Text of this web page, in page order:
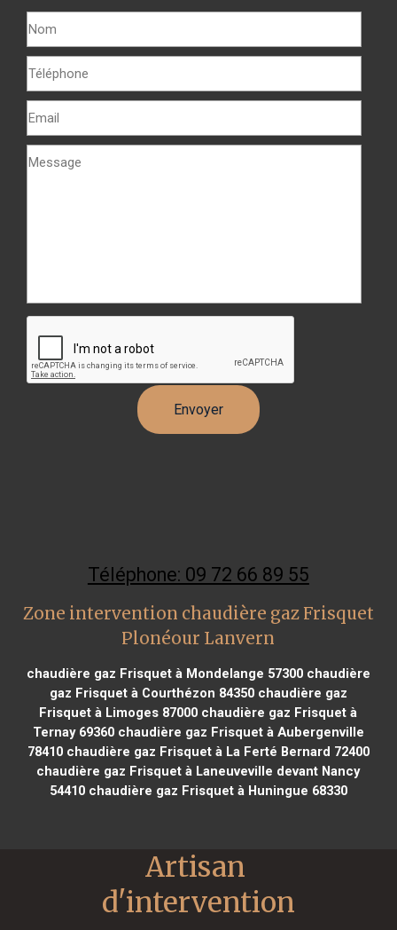
Téléphone: 09 72 66 89 55
Zone intervention chaudière gaz Frisquet
Plonéour Lanvern
chaudière gaz Frisquet à Mondelange 57300chaudière
gaz Frisquet à Courthézon 84350chaudière gaz
Frisquet à Limoges 87000 chaudière gaz Frisquet à
Ternay 69360chaudière gaz Frisquet à Aubergenville
78410chaudière gaz Frisquet à La Ferté Bernard 72400
chaudière gaz Frisquet à Laneuveville devant Nancy
54410chaudière gaz Frisquet à Huningue 68330
Artisan
d'intervention